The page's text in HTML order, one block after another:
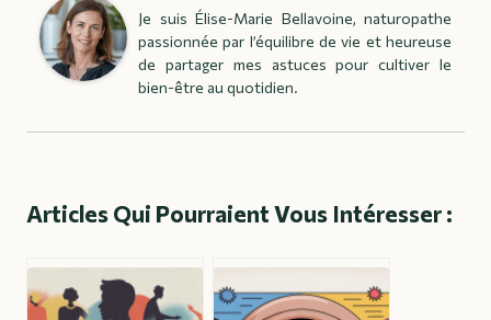
Je suis Élise-Marie Bellavoine, naturopathe
passionnée par l’équilibre de vie et heureuse
de partager mes astuces pour cultiver le
bien-être au quotidien.
Articles Qui Pourraient Vous Intéresser :